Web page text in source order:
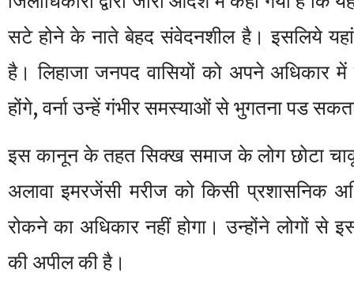
सटे होने के नाते बेहद संवेदनशील है। इसलिये यहां
है। लिहाजा जनपद वासियों को अपने अधिकार में
होंगे, वर्ना उन्हें गंभीर समस्याओं से भुगतना पड
इस कानून के तहत सिक्ख समाज के लोग छोटा
अलावा इमरजेंसी मरीज को किसी प्रशासनिक
रोकने का अधिकार नहीं होगा। उन्होंने लोगों से
की अपील की है।